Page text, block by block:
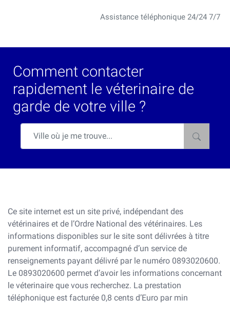
Assistance téléphonique 24/24 7/7
Comment contacter
rapidement le véterinaire de
garde de votre ville ?
Ce site internet est un site privé, indépendant des
vétérinaires et de l’Ordre National des vétérinaires. Les
informations disponibles sur le site sont délivrées à titre
purement informatif, accompagné d’un service de
renseignements payant délivré par le numéro 0893020600.
Le 0893020600 permet d’avoir les informations concernant
le véterinaire que vous recherchez. La prestation
téléphonique est facturée 0,8 cents d’Euro par min